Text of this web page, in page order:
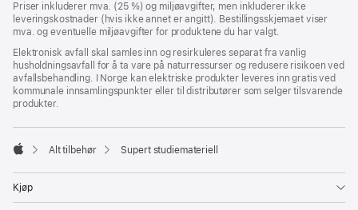
Priser inkluderer mva. (25 %) og miljøavgifter, men inkluderer ikke
leveringskostnader (hvis ikke annet er angitt). Bestillingsskjemaet viser
mva. og eventuelle miljøavgifter for produktene du har valgt.
Elektronisk avfall skal samles inn og resirkuleres separat fra vanlig
husholdningsavfall for å ta vare på naturressurser og redusere risikoen ved
avfallsbehandling. I Norge kan elektriske produkter leveres inn gratis ved
kommunale innsamlingspunkter eller til distributører som selger tilsvarende
produkter.
Alt tilbehør Supert studiemateriell
Kjøp